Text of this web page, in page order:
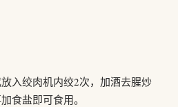
入绞肉机内绞2次，加酒去腥炒
食盐即可食用。